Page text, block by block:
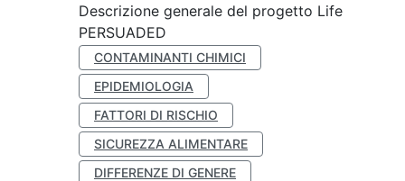
Descrizione generale del progetto Life
PERSUADED
CONTAMINANTI CHIMICI
EPIDEMIOLOGIA
FATTORI DI RISCHIO
SICUREZZA ALIMENTARE
DIFFERENZE DI GENERE